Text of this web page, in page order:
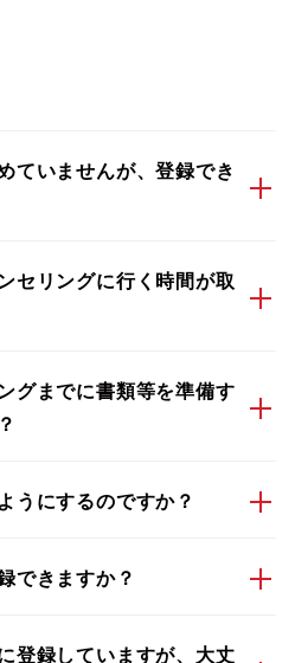
ていませんが、登録でき
セリングに行く時間が取
グまでに書類等を準備す
うにするのですか？
できますか？
登録していますが、大丈